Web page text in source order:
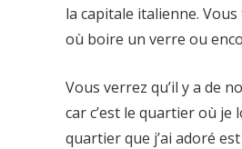
la capitale italienne.
où boire un verre ou
Vous verrez qu’il y a de
car c’est le quartier où je
quartier que j’ai adoré